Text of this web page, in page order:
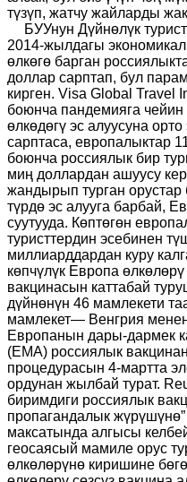
түзүп, жатчу жайларды
БУУнун Дүйнөлүк
2014-жылдагы
өлкөгө барган
доллар сарптап, бул
кирген. Visa Global Travel
боюнча пандемияга чейин
өлкөдөгү эс алуусуна
сарптаса, европалыктар
боюнча россиялык бир
миң доллардан ашуусу
жандырып турган
түрдө эс алууга барбай,
суутууда. Көптөгөн
туристтердин эсебинен
миллиарддардан куру
көпчүлүк Европа
вакцинасын каттабай
дүйнөнүн 46 мамлекети
мамлекет— Венгрия
Европанын дары-дармек
(EMA) россиялык
процедурасын 4-мартта
ордунан жылбай турат.
биримдиги россиялык
пропагандалык жүрүшүнө”
максатында алгысы
геосаясый мамиле орус
өлкөлөрүнө киришине